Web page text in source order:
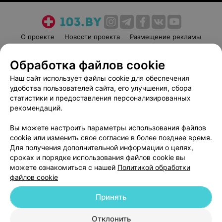
О проекте Новости проекта
Размещение рекламы
Пользовательское соглашение
Способы оплаты
Вакансии
Партнеры
Написать руководителю 103.by
Обработка персональных данных
© 2026 ООО «Артокс Лаб», УНП 191700409
| 220012, Республика Беларусь,
Обработка файлов cookie
Наш сайт использует файлы cookie для обеспечения
удобства пользователей сайта, его улучшения, сбора
статистики и предоставления персонализированных
рекомендаций.
Вы можете настроить параметры использования файлов
cookie или изменить свое согласие в более позднее время.
Для получения дополнительной информации о целях,
сроках и порядке использования файлов cookie вы
можете ознакомиться с нашей Политикой обработки
файлов cookie
Отклонить
Принять